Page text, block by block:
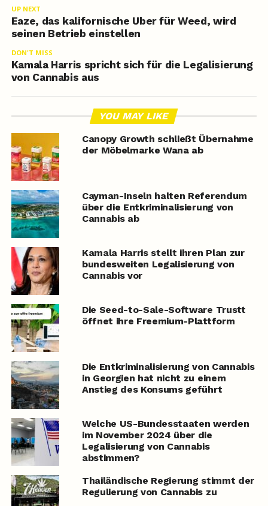
UP NEXT
Eaze, das kalifornische Uber für Weed, wird
seinen Betrieb einstellen
DON'T MISS
Kamala Harris spricht sich für die Legalisierung
von Cannabis aus
YOU MAY LIKE
Canopy Growth schließt Übernahme
der Möbelmarke Wana ab
Cayman-Inseln halten Referendum
über die Entkriminalisierung von
Cannabis ab
Kamala Harris stellt ihren Plan zur
bundesweiten Legalisierung von
Cannabis vor
Die Seed-to-Sale-Software Trustt
öffnet ihre Freemium-Plattform
Die Entkriminalisierung von Cannabis
in Georgien hat nicht zu einem
Anstieg des Konsums geführt
Welche US-Bundesstaaten werden
im November 2024 über die
Legalisierung von Cannabis
abstimmen?
Thailändische Regierung stimmt der
Regulierung von Cannabis zu